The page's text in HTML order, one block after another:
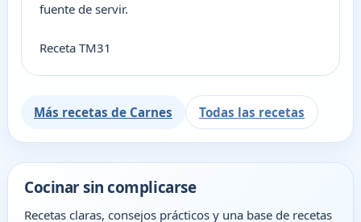
fuente de servir.
Receta TM31
Más recetas de Carnes Todas las recetas
Cocinar sin complicarse
Recetas claras, consejos prácticos y una base de recetas